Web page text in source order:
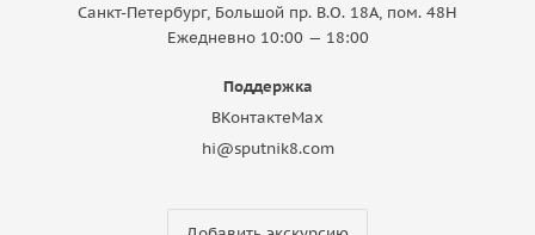
Санкт-Петербург, Большой пр. В.О. 18A, пом. 48Н
Ежедневно 10:00 — 18:00
Поддержка
ВКонтактеMax
hi@sputnik8.com